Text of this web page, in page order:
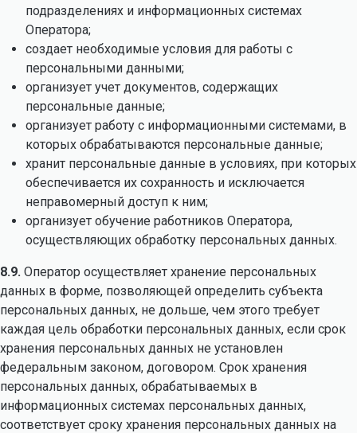
подразделениях и информационных системах
Оператора;
создает необходимые условия для работы с
персональными данными;
организует учет документов, содержащих
персональные данные;
организует работу с информационными системами, в
которых обрабатываются персональные данные;
хранит персональные данные в условиях, при которых
обеспечивается их сохранность и исключается
неправомерный доступ к ним;
организует обучение работников Оператора,
осуществляющих обработку персональных данных.
8.9. Оператор осуществляет хранение персональных
данных в форме, позволяющей определить субъекта
персональных данных, не дольше, чем этого требует
каждая цель обработки персональных данных, если срок
хранения персональных данных не установлен
федеральным законом, договором. Срок хранения
персональных данных, обрабатываемых в
информационных системах персональных данных,
соответствует сроку хранения персональных данных на